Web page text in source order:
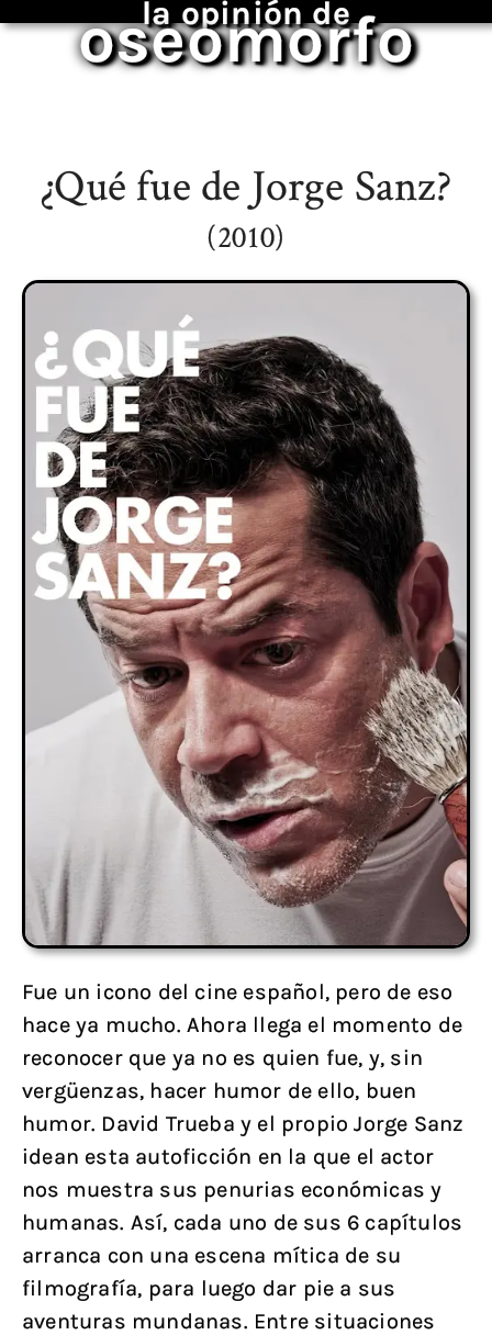
la opinión de
oseomorfo
¿Qué fue de Jorge Sanz?
(2010)
Fue un icono del cine español, pero de eso
hace ya mucho. Ahora llega el momento de
reconocer que ya no es quien fue, y, sin
vergüenzas, hacer humor de ello, buen
humor. David Trueba y el propio Jorge Sanz
idean esta autoficción en la que el actor
nos muestra sus penurias económicas y
humanas. Así, cada uno de sus 6 capítulos
arranca con una escena mítica de su
filmografía, para luego dar pie a sus
aventuras mundanas. Entre situaciones